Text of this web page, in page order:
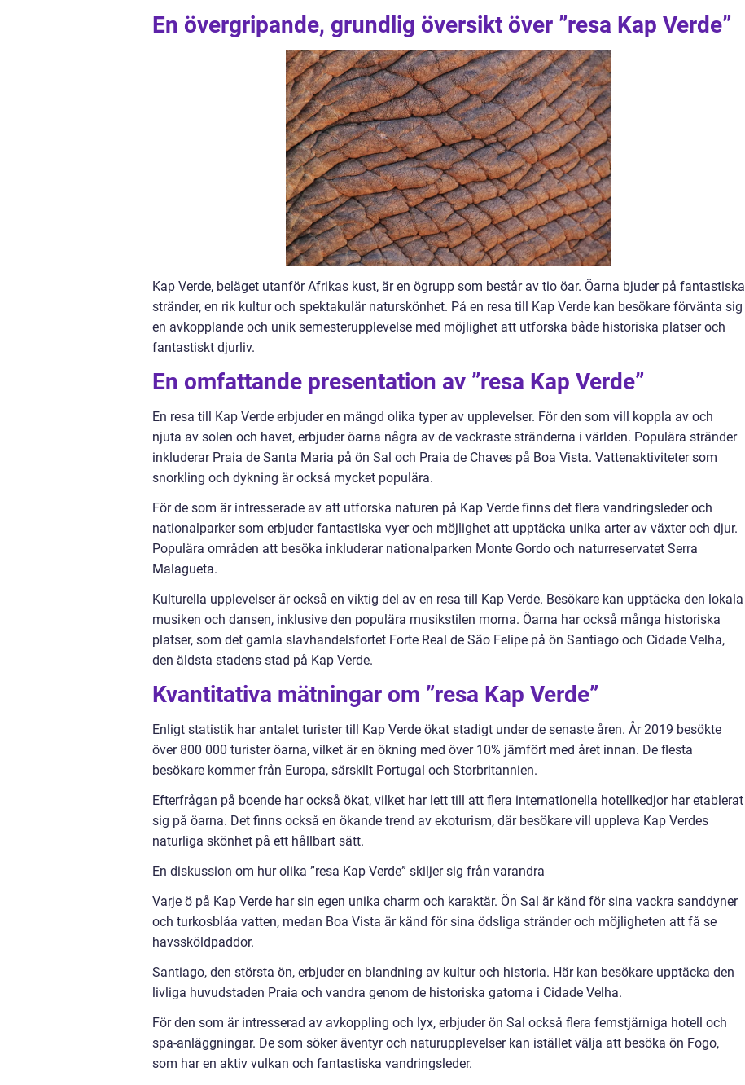
En övergripande, grundlig översikt över ”resa Kap Verde”
Kap Verde, beläget utanför Afrikas kust, är en ögrupp som består av tio öar. Öarna bjuder på fantastiska
stränder, en rik kultur och spektakulär naturskönhet. På en resa till Kap Verde kan besökare förvänta sig
en avkopplande och unik semesterupplevelse med möjlighet att utforska både historiska platser och
fantastiskt djurliv.
En omfattande presentation av ”resa Kap Verde”
En resa till Kap Verde erbjuder en mängd olika typer av upplevelser. För den som vill koppla av och
njuta av solen och havet, erbjuder öarna några av de vackraste stränderna i världen. Populära stränder
inkluderar Praia de Santa Maria på ön Sal och Praia de Chaves på Boa Vista. Vattenaktiviteter som
snorkling och dykning är också mycket populära.
För de som är intresserade av att utforska naturen på Kap Verde finns det flera vandringsleder och
nationalparker som erbjuder fantastiska vyer och möjlighet att upptäcka unika arter av växter och djur.
Populära områden att besöka inkluderar nationalparken Monte Gordo och naturreservatet Serra
Malagueta.
Kulturella upplevelser är också en viktig del av en resa till Kap Verde. Besökare kan upptäcka den lokala
musiken och dansen, inklusive den populära musikstilen morna. Öarna har också många historiska
platser, som det gamla slavhandelsfortet Forte Real de São Felipe på ön Santiago och Cidade Velha,
den äldsta stadens stad på Kap Verde.
Kvantitativa mätningar om ”resa Kap Verde”
Enligt statistik har antalet turister till Kap Verde ökat stadigt under de senaste åren. År 2019 besökte
över 800 000 turister öarna, vilket är en ökning med över 10% jämfört med året innan. De flesta
besökare kommer från Europa, särskilt Portugal och Storbritannien.
Efterfrågan på boende har också ökat, vilket har lett till att flera internationella hotellkedjor har etablerat
sig på öarna. Det finns också en ökande trend av ekoturism, där besökare vill uppleva Kap Verdes
naturliga skönhet på ett hållbart sätt.
En diskussion om hur olika ”resa Kap Verde” skiljer sig från varandra
Varje ö på Kap Verde har sin egen unika charm och karaktär. Ön Sal är känd för sina vackra sanddyner
och turkosblåa vatten, medan Boa Vista är känd för sina ödsliga stränder och möjligheten att få se
havssköldpaddor.
Santiago, den största ön, erbjuder en blandning av kultur och historia. Här kan besökare upptäcka den
livliga huvudstaden Praia och vandra genom de historiska gatorna i Cidade Velha.
För den som är intresserad av avkoppling och lyx, erbjuder ön Sal också flera femstjärniga hotell och
spa-anläggningar. De som söker äventyr och naturupplevelser kan istället välja att besöka ön Fogo,
som har en aktiv vulkan och fantastiska vandringsleder.